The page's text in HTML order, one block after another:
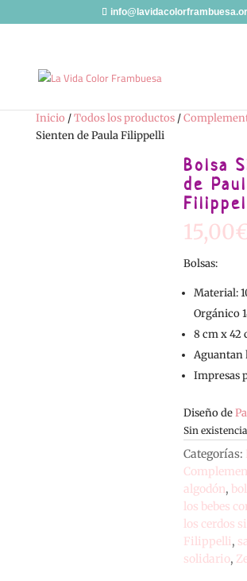
Inicio /Todos los productos/
Sienten de Paula Filippelli
Bolsa
de
15,00
Bolsas:
Material:
Orgánico
8 cm x 42
Aguantan
Impresas
Diseño de
Sin
Categorías:
algodón,
los bebes
los cerdos
Filippelli,
solidario,